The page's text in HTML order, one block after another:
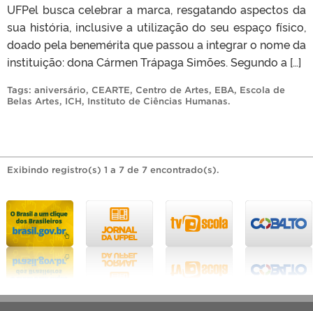
UFPel busca celebrar a marca, resgatando aspectos da
sua história, inclusive a utilização do seu espaço físico,
doado pela benemérita que passou a integrar o nome da
instituição: dona Cármen Trápaga Simões. Segundo a […]
Tags: aniversário, CEARTE, Centro de Artes, EBA, Escola de
Belas Artes, ICH, Instituto de Ciências Humanas.
Exibindo registro(s) 1 a 7 de 7 encontrado(s).